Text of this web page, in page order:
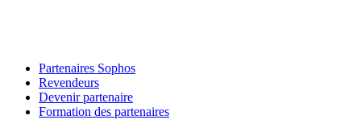
Partenaires Sophos
Revendeurs
Devenir partenaire
Formation des partenaires